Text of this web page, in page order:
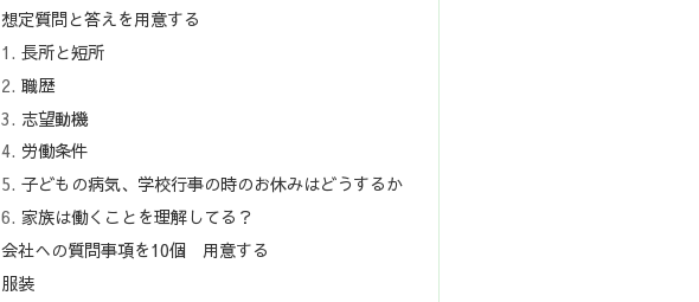
想定質問と答えを用意する
長所と短所
職歴
志望動機
労働条件
子どもの病気、学校行事の時のお休みはどうするか
家族は働くことを理解してる？
会社への質問事項を10個 用意する
服装